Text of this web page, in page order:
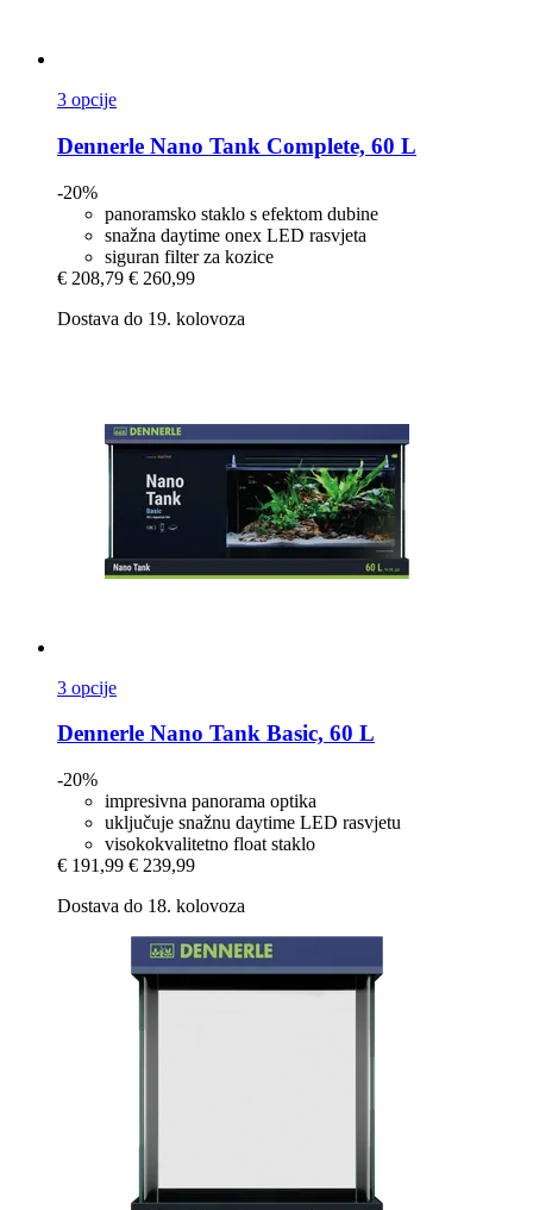
3 opcije
Dennerle Nano Tank Complete, 60 L
-20%
panoramsko staklo s efektom dubine
snažna daytime onex LED rasvjeta
siguran filter za kozice
€ 208,79 € 260,99
Dostava do 19. kolovoza
3 opcije
Dennerle Nano Tank Basic, 60 L
-20%
impresivna panorama optika
uključuje snažnu daytime LED rasvjetu
visokokvalitetno float staklo
€ 191,99 € 239,99
Dostava do 18. kolovoza